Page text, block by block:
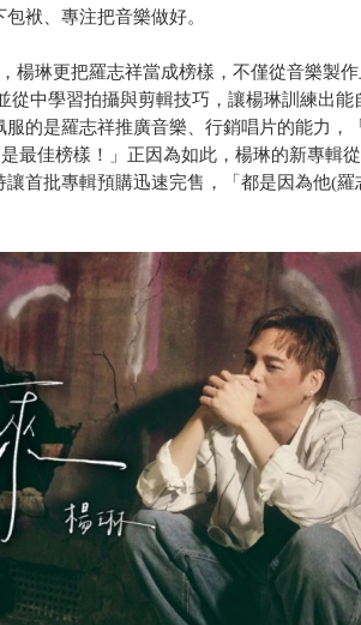
袱、專注把音樂做好。
楊琳更把羅志祥當成榜樣，不僅從音樂製
從中學習拍攝與剪輯技巧，讓楊琳訓練出能
的是羅志祥推廣音樂、行銷唱片的能力，
最佳榜樣！」正因為如此，楊琳的新專輯
首批專輯預購迅速完售，「都是因為他(羅